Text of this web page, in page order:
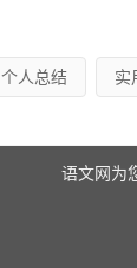
个人总结 实
语文网为